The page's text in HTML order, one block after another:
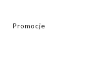
Promocje